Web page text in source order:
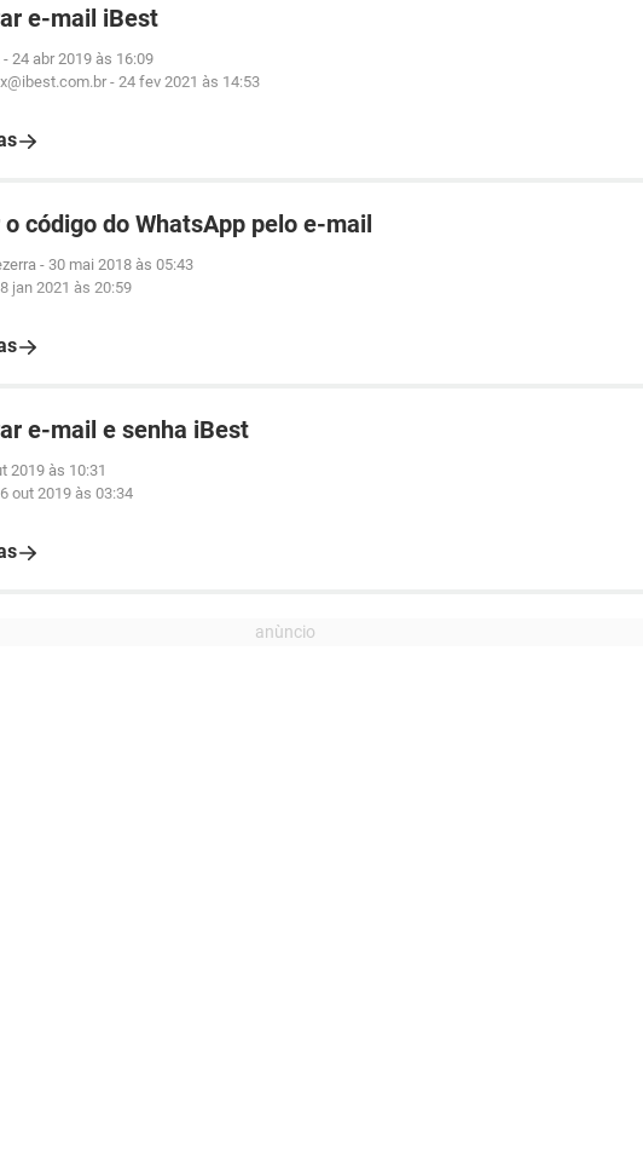
e-mail iBest
- 24 abr 2019 às 16:09
- 24 fev 2021 às 14:53
o código do WhatsApp pelo e-mail
- 30 mai 2018 às 05:43
8 jan 2021 às 20:59
e-mail e senha iBest
2019 às 10:31
6 out 2019 às 03:34